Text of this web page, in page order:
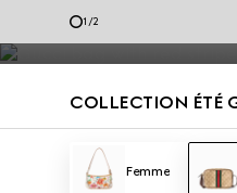
2 /2
Mocassins pour homme et
COLLECTION ÉTÉ
Femme